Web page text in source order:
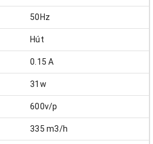
50Hz
Hút
0.15 A
31w
600v/p
335 m3/h